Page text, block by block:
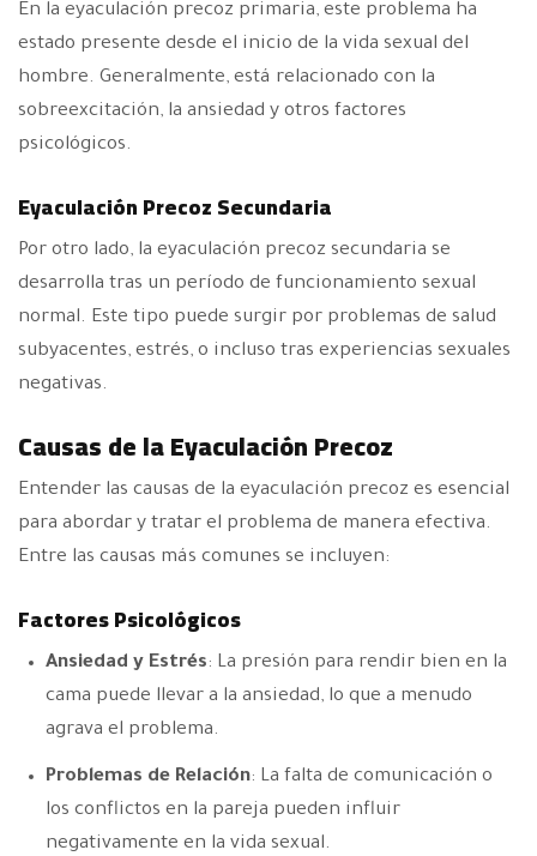
En la eyaculación precoz primaria, este problema ha
estado presente desde el inicio de la vida sexual del
hombre. Generalmente, está relacionado con la
sobreexcitación, la ansiedad y otros factores
psicológicos.
Eyaculación Precoz Secundaria
Por otro lado, la eyaculación precoz secundaria se
desarrolla tras un período de funcionamiento sexual
normal. Este tipo puede surgir por problemas de salud
subyacentes, estrés, o incluso tras experiencias sexuales
negativas.
Causas de la Eyaculación Precoz
Entender las causas de la eyaculación precoz es esencial
para abordar y tratar el problema de manera efectiva.
Entre las causas más comunes se incluyen:
Factores Psicológicos
Ansiedad y Estrés: La presión para rendir bien en la
cama puede llevar a la ansiedad, lo que a menudo
agrava el problema.
Problemas de Relación: La falta de comunicación o
los conflictos en la pareja pueden influir
negativamente en la vida sexual.